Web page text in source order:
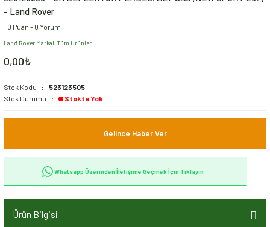
- Land Rover
0 Puan - 0 Yorum
Land Rover Markalı Tüm Ürünler
0,00₺
Stok Kodu
523123505
Stok Durumu
Stokta Yok
Gelince Haber Ver
Whatsapp Üzerinden İletişime Geçmek İçin Tıklayın
Ürün Bilgisi